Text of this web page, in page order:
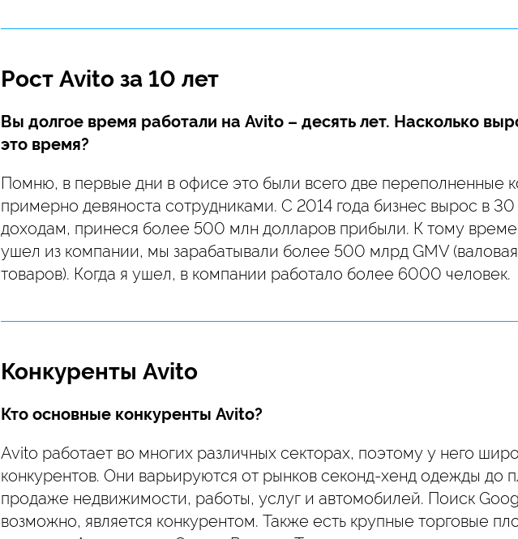
Рост Avito за 10 лет
Вы долгое время работали на Avito – десять лет. Насколько
это время?
Помню, в первые дни в офисе это были всего две переполненные
примерно девяноста сотрудниками. С 2014 года бизнес вырос в 30
доходам, принеся более 500 млн долларов прибыли. К тому
ушел из компании, мы зарабатывали более 500 млрд GMV
товаров). Когда я ушел, в компании работало более 6000 человек.
Конкуренты Avito
Кто основные конкуренты Avito?
Avito работает во многих различных секторах, поэтому у него
конкурентов. Они варьируются от рынков секонд-хенд одежды до
продаже недвижимости, работы, услуг и автомобилей. Поиск
возможно, является конкурентом. Также есть крупные торговые